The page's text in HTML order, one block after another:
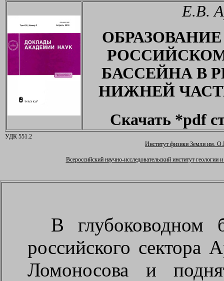
Е.В.
БАССЕЙНА В
НИЖНЕЙ
Скачать *pdf
УДК 551.2
Институт физики Земли им.
Всероссийский научно-исследовательский институт
В глубоководном
российского сектора
Ломоносова и